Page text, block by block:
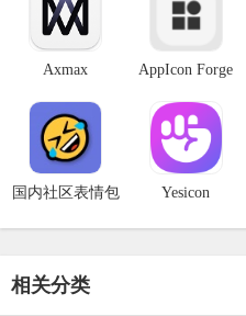
Axmax AppIcon Forge
国内社区表情包
Yesicon
相关分类